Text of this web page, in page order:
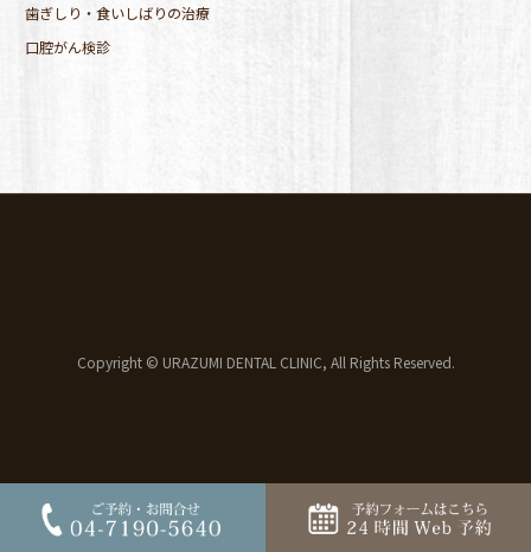
歯ぎしり・食いしばりの治療
口腔がん検診
Copyright © URAZUMI DENTAL CLINIC, All Rights Reserved.